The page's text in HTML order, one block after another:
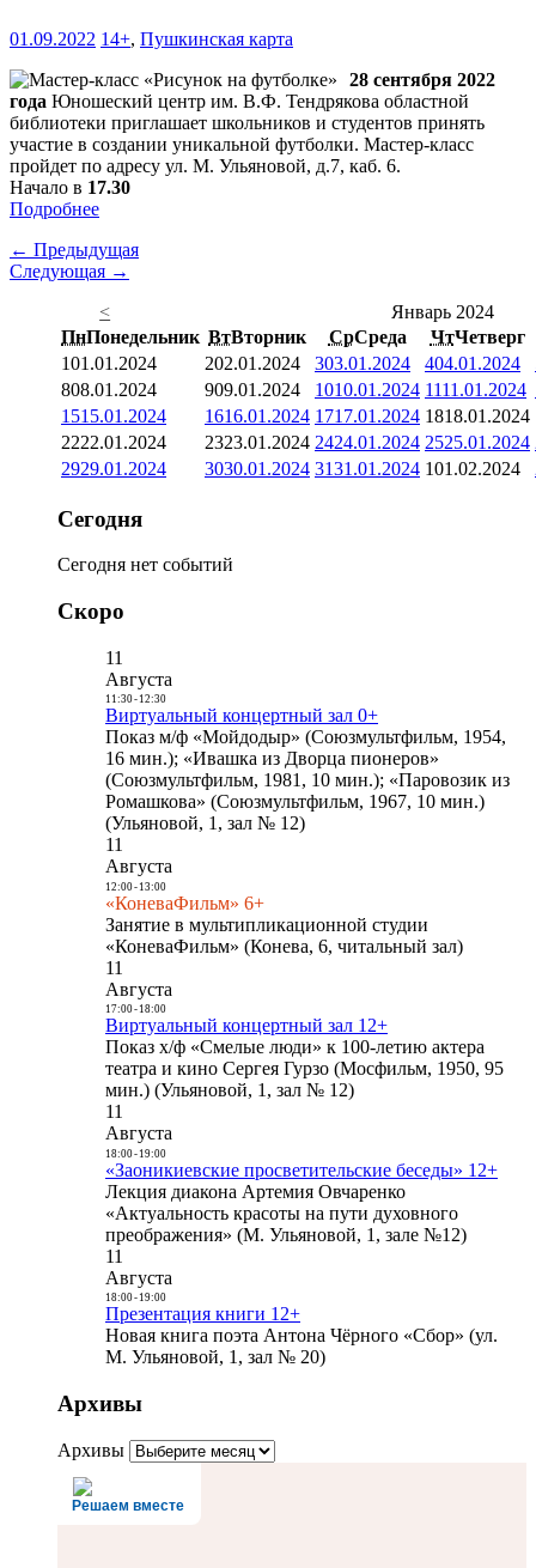
01.09.2022 14+, Пушкинская карта
28 сентября 2022
года Юношеский центр им. В.Ф. Тендрякова областной
библиотеки приглашает школьников и студентов принять
участие в создании уникальной футболки. Мастер-класс
пройдет по адресу ул. М. Ульяновой, д.7, каб. 6.
Начало в 17.30
Подробнее
← Предыдущая
Следующая →
<
Январь 2024
ПнПонедельник ВтВторник СрСреда ЧтЧетверг
101.01.2024 202.01.2024 303.01.2024 404.01.2024
808.01.2024 909.01.2024 1010.01.2024 1111.01.2024
1515.01.2024 1616.01.2024 1717.01.2024 1818.01.2024
2222.01.2024 2323.01.2024 2424.01.2024 2525.01.2024
2929.01.2024 3030.01.2024 3131.01.2024 101.02.2024
Сегодня
Сегодня нет событий
Скоро
11
Августа
11:30- 12:30
Виртуальный концертный зал 0+
Показ м/ф «Мойдодыр» (Союзмультфильм, 1954,
16 мин.); «Ивашка из Дворца пионеров»
(Союзмультфильм, 1981, 10 мин.); «Паровозик из
Ромашкова» (Союзмультфильм, 1967, 10 мин.)
(Ульяновой, 1, зал № 12)
11
Августа
12:00- 13:00
«КоневаФильм» 6+
Занятие в мультипликационной студии
«КоневаФильм» (Конева, 6, читальный зал)
11
Августа
17:00- 18:00
Виртуальный концертный зал 12+
Показ х/ф «Смелые люди» к 100-летию актера
театра и кино Сергея Гурзо (Мосфильм, 1950, 95
мин.) (Ульяновой, 1, зал № 12)
11
Августа
18:00- 19:00
«Заоникиевские просветительские беседы» 12+
Лекция диакона Артемия Овчаренко
«Актуальность красоты на пути духовного
преображения» (М. Ульяновой, 1, зале №12)
11
Августа
18:00- 19:00
Презентация книги 12+
Новая книга поэта Антона Чёрного «Сбор» (ул.
М. Ульяновой, 1, зал № 20)
Архивы
Архивы
Решаем вместе